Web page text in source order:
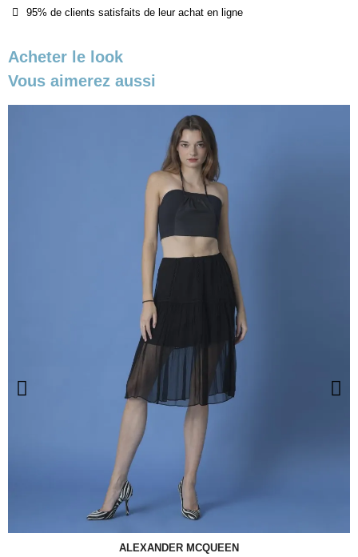
95% de clients satisfaits de leur achat en ligne
Acheter le look
Vous aimerez aussi
ALEXANDER MCQUEEN